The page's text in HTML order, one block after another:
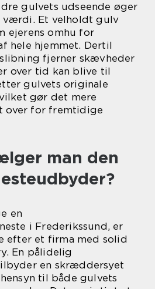
gulvets udseende øger
værdi. Et velholdt gulv
ejerens omhu for
hele hjemmet. Dertil
fjerner skævheder
over tid kan blive til
gulvets originale
gør det mere
over for fremtidige
man den
en
i Frederikssund, er
efter et firma med solid
En pålidelig
en skræddersyet
til både gulvets